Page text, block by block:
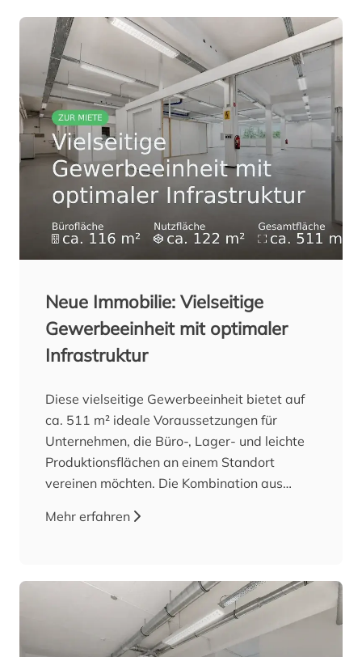
Neue Immobilie: Vielseitige
Gewerbeeinheit mit optimaler
Infrastruktur
Diese vielseitige Gewerbeeinheit bietet auf
ca. 511 m² ideale Voraussetzungen für
Unternehmen, die Büro-, Lager- und leichte
Produktionsflächen an einem Standort
vereinen möchten. Die Kombination aus
ausgestatteten Büros eröffnet zahlreiche
Onlinehandel, Großhandel, Montagebetriebe,
Werbetechnik, Medizintechnik,
Konfektionierung oder ähnliche
Gewerbebetriebe. Herzstück der Einheit ist
Mehr erfahren